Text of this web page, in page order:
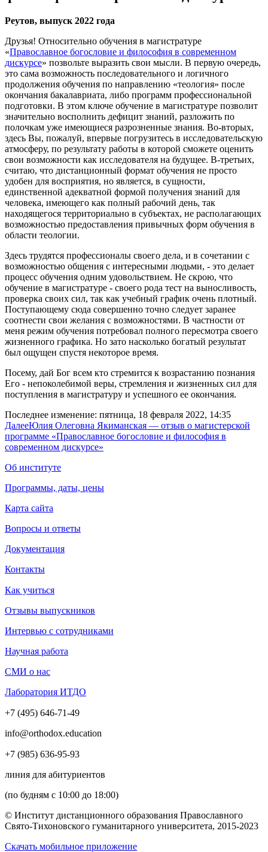
Реутов, выпуск 2022 года
Друзья! Относительно обучения в магистратуре
«Православное богословие и философия в современном
дискурсе» позвольте выразить свои мысли. В первую очередь,
это сама возможность последовательного и логичного
продолжения обучения по направлению «теология» после
окончания бакалавриата, либо программ профессиональной
подготовки. В этом ключе обучение в магистратуре позволит
значительно восполнить дефицит знаний, разложить по
полочкам уже имеющиеся разрозненные знания. Во-вторых,
здесь Вы, пожалуй, впервые погрузитесь в исследовательскую
атмосферу, по результату работы в которой сможете оценить
свои возможности как исследователя на будущее. В-третьих,
считаю, что дистанционный формат обучения не просто
удобен для восприятия, но является, в сущности,
единственной адекватной формой получения знаний для
человека, имеющего как полный рабочий день, так
находящегося территориально в субъектах, не располагающих
возможностью предоставления привычных форм обучения в
области теологии.
Здесь трудятся профессионалы своего дела, и в сочетании с
возможностью общения с интересными людьми, - это делает
процесс обучения одним удовольствием. Не скрою, что
обучение в магистратуре - своего рода тест на выносливость,
проверка своих сил, так как учебный график очень плотный.
Поступающему сюда совершенно точно следует заранее
соотнести свои желания с возможностями. В частности от
меня режим обучения потребовал полного пересмотра своего
жизненного графика. Но зато насколько богатый результат
был ощущен спустя некоторое время.
Посему, дай Бог всем кто стремится к возрастанию познания
Его - непоколебимой веры, стремления и жизненных сил для
поступления в магистратуру и успешного ее окончания.
Последнее изменение: пятница, 18 февраля 2022, 14:35
ДалееЮлия Олеговна Якиманская — отзыв о магистерской
программе «Православное богословие и философия в
современном дискурсе»
Об институте
Программы, даты, цены
Карта сайта
Вопросы и ответы
Документация
Контакты
Как учиться
Отзывы выпускников
Интервью с сотрудниками
Научная работа
СМИ о нас
Лаборатория ИТДО
+7 (495) 646-71-49
info@orthodox.education
+7 (985) 636-95-93
линия для абитуриентов
(по будням с 10:00 до 18:00)
© Институт дистанционного образования Православного
Свято-Тихоновского гуманитарного университета, 2015-2023
Скачать мобильное приложение